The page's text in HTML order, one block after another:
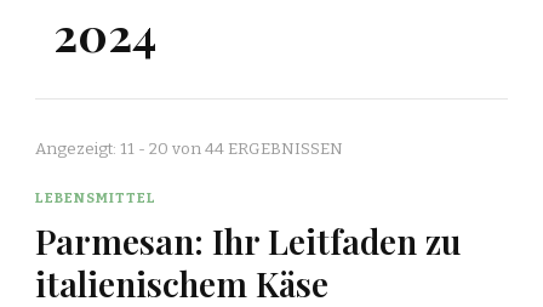
2024
Angezeigt: 11 - 20 von 44 ERGEBNISSEN
LEBENSMITTEL
Parmesan: Ihr Leitfaden zu
italienischem Käse